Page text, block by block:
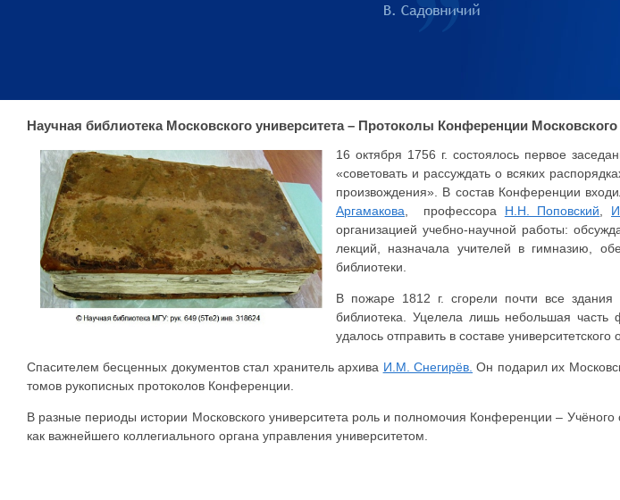
Научная библиотека Московского университета – Протоколы Конференции Московского
16 октября 1756 г. состоялось первое
«советовать и рассуждать о всяких
произвождения». В состав Конференции
Аргамакова , профессора Н.Н. Поповский
организацией учебно-научной работы:
лекций, назначала учителей в гимназию,
библиотеки.
В пожаре 1812 г. сгорели почти все здания
библиотека. Уцелела лишь небольшая
удалось отправить в составе
Спасителем бесценных документов стал хранитель архива И.М. Снегирёв. Он подарил их
томов рукописных протоколов Конференции.
В разные периоды истории Московского университета роль и полномочия Конференции –
как важнейшего коллегиального органа управления университетом.